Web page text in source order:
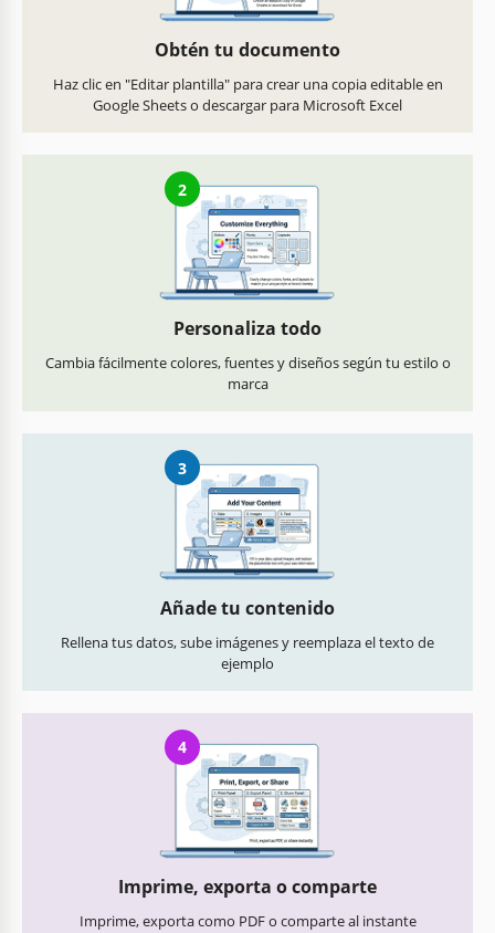
Obtén tu documento
Haz clic en "Editar plantilla" para crear una copia editable en
Google Sheets o descargar para Microsoft Excel
2
Personaliza todo
Cambia fácilmente colores, fuentes y diseños según tu estilo o
marca
3
Añade tu contenido
Rellena tus datos, sube imágenes y reemplaza el texto de
ejemplo
4
Imprime, exporta o comparte
Imprime, exporta como PDF o comparte al instante